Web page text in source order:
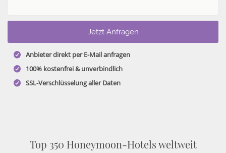
Anbieter direkt per E-Mail anfragen
100% kostenfrei & unverbindlich
SSL-Verschlüsselung aller Daten
Top 350 Honeymoon-Hotels weltweit